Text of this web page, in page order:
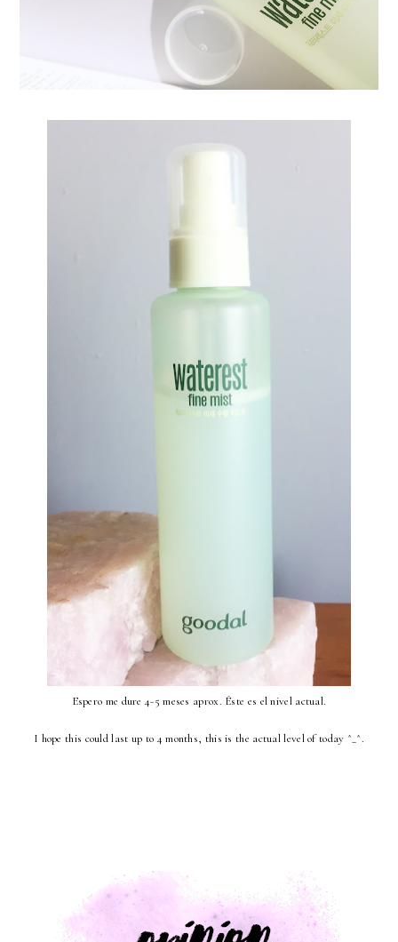
Espero me dure 4-5 meses aprox. Éste es el nivel actual.
I hope this could last up to 4 months, this is the actual level of today ^_^.